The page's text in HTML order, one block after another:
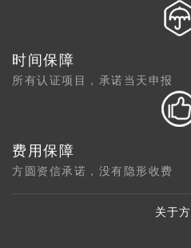
时间保障
所有认证项目，承诺当天申报
费用保障
方圆资信承诺，没有隐形收费
关于方